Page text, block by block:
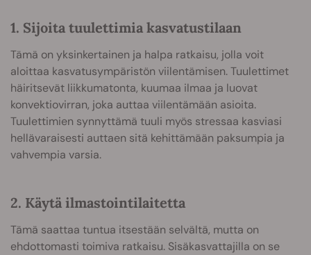
1. Sijoita tuulettimia kasvatustilaan
Tämä on yksinkertainen ja halpa ratkaisu, jolla voit
aloittaa kasvatusympäristön viilentämisen. Tuulettimet
häiritsevät liikkumatonta, kuumaa ilmaa ja luovat
konvektiovirran, joka auttaa viilentämään asioita.
Tuulettimien synnyttämä tuuli myös stressaa kasviasi
hellävaraisesti auttaen sitä kehittämään paksumpia ja
vahvempia varsia.
2. Käytä ilmastointilaitetta
Tämä saattaa tuntua itsestään selvältä, mutta on
ehdottomasti toimiva ratkaisu. Sisäkasvattajilla on se